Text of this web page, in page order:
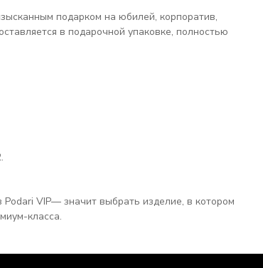
подарком на юбилей, корпоратив,
в подарочной упаковке, полностью
VIP— значит выбрать изделие, в котором
класса.